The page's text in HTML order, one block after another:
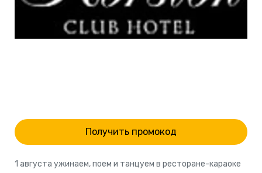
Получить промокод
1 августа ужинаем, поем и танцуем в ресторане-караоке